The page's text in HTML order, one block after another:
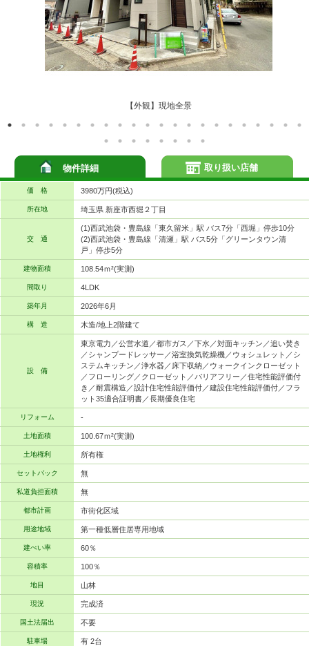
【外観】現地全景
物件詳細
価 格 3980万円(税込)
所在地 埼玉県 新座市西堀２丁目
交 通
(1)西武池袋・豊島線「東久留米」駅 バス7分「西堀」停歩10分
(2)西武池袋・豊島線「清瀬」駅 バス5分「グリーンタウン清
戸」停歩5分
建物面積 108.54ｍ²(実測)
間取り 4LDK
築年月 2026年6月
構 造 木造/地上2階建て
設 備
東京電力／公営水道／都市ガス／下水／対面キッチン／追い焚き
／シャンプードレッサー／浴室換気乾燥機／ウォシュレット／シ
ステムキッチン／浄水器／床下収納／ウォークインクローゼット
／フローリング／クローゼット／バリアフリー／住宅性能評価付
き／耐震構造／設計住宅性能評価付／建設住宅性能評価付／フラ
ット35適合証明書／長期優良住宅
リフォーム -
土地面積 100.67ｍ²(実測)
土地権利 所有権
セットバック 無
私道負担面積 無
都市計画 市街化区域
用途地域 第一種低層住居専用地域
建ぺい率 60％
容積率 100％
地目 山林
現況 完成済
国土法届出 不要
駐車場 有 2台
取り扱い店舗